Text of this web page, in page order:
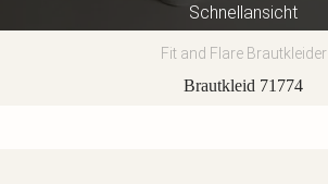
Schnellansicht
Fit and Flare Brautkleider
Brautkleid 71774